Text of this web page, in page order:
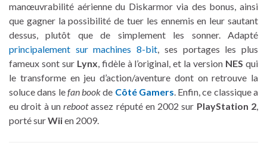
manœuvrabilité aérienne du Diskarmor via des bonus, ainsi
que gagner la possibilité de tuer les ennemis en leur sautant
dessus, plutôt que de simplement les sonner. Adapté
principalement sur machines 8-bit, ses portages les plus
fameux sont sur Lynx, fidèle à l’original, et la version NES qui
le transforme en jeu d’action/aventure dont on retrouve la
soluce dans lefan bookde Côté Gamers. Enfin, ce classique a
eu droit à unrebootassez réputé en 2002 sur PlayStation 2,
porté surWiien 2009.